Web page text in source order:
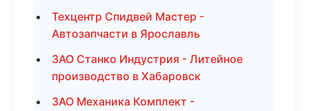
Техцентр Спидвей Мастер -
Автозапчасти в Ярославль
ЗАО Станко Индустрия - Литейное
производство в Хабаровск
ЗАО Механика Комплект -